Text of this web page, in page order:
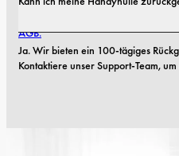
AGB.
Ja. Wir bieten ein 100-tägiges
Kontaktiere unser Support-Team,